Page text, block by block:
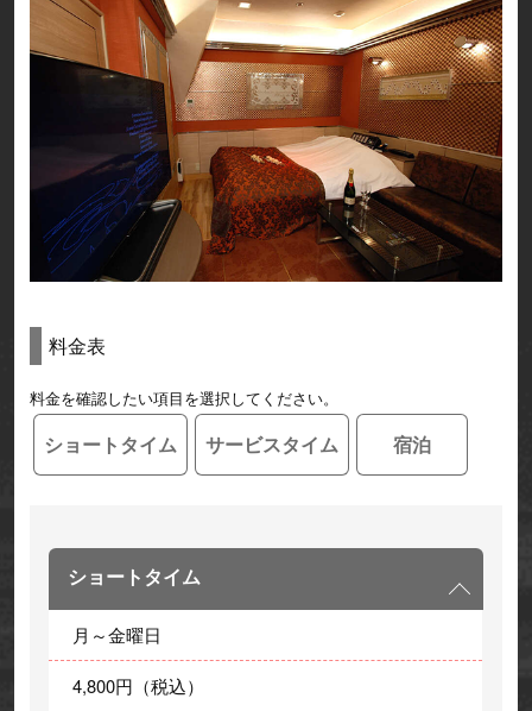
料金表
料金を確認したい項目を選択してください。
ショートタイム サービスタイム 宿泊
ショートタイム
月～金曜日
4,800円（税込）